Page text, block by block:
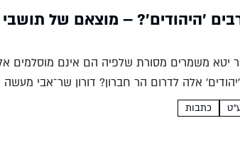
'היהודים'? – מוצאם של תושבי
יטא משמרים מסורת שלפיה הם אינם מוסלמים
כתבות